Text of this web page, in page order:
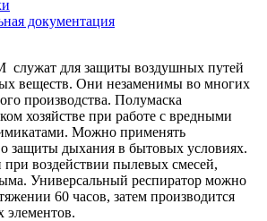
документация
служат для защиты воздушных путей
веществ. Они незаменимы во многих
производства. Полумаска
хозяйстве при работе с вредными
Можно применять
защиты дыхания в бытовых условиях.
воздействии пылевых смесей,
Универсальный респиратор можно
60 часов, затем производится
элементов.